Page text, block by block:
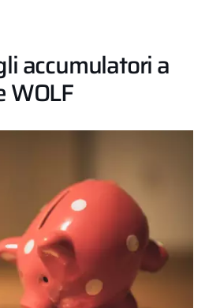
accumulatori a
WOLF